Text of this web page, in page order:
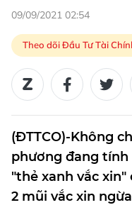
09/09/2021 02:54
Theo dõi Đầu Tư Tài
(ĐTTCO)-Không
phương đang tính
"thẻ xanh vắc
2 mũi vắc xin